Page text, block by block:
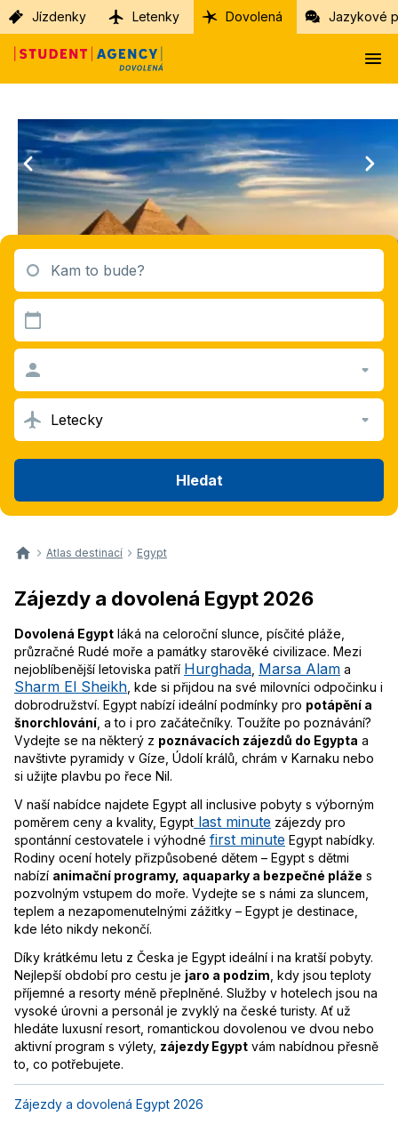
Jízdenky Letenky Dovolená Jazykové
Kam to bude?
Letecky
Hledat
Atlas destinací Egypt
Zájezdy a dovolená Egypt 2026
Dovolená Egypt láká na celoroční slunce, písčité pláže,
průzračné Rudé moře a památky starověké civilizace. Mezi
nejoblíbenější letoviska patří Hurghada Marsa Alam a
Sharm El Sheikh , kde si přijdou na své milovníci odpočinku i
dobrodružství. Egypt nabízí ideální podmínky pro potápění a
šnorchlování , a to i pro začátečníky. Toužíte po poznávání?
Vydejte se na některý z poznávacích zájezdů do Egypta a
navštivte pyramidy v Gíze, Údolí králů, chrám v Karnaku nebo
si užijte plavbu po řece Nil.
V naší nabídce najdete Egypt all inclusive pobyty s výborným
poměrem ceny a kvality, Egypt last minute zájezdy pro
spontánní cestovatele i výhodné first minute Egypt nabídky.
Rodiny ocení hotely přizpůsobené dětem – Egypt s dětmi
nabízí animační programy, aquaparky a bezpečné pláže s
pozvolným vstupem do moře. Vydejte se s námi za sluncem,
teplem a nezapomenutelnými zážitky – Egypt je destinace,
kde léto nikdy nekončí.
Díky krátkému letu z Česka je Egypt ideální i na kratší pobyty.
Nejlepší období pro cestu je jaro a podzim , kdy jsou teploty
příjemné a resorty méně přeplněné. Služby v hotelech jsou na
vysoké úrovni a personál je zvyklý na české turisty. Ať už
hledáte luxusní resort, romantickou dovolenou ve dvou nebo
aktivní program s výlety, zájezdy Egypt vám nabídnou přesně
to, co potřebujete.
Zájezdy a dovolená Egypt 2026